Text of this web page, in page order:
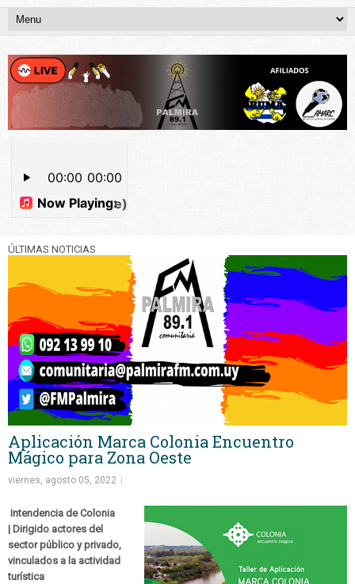
ÚLTIMAS NOTICIAS
Aplicación Marca Colonia Encuentro
Mágico para Zona Oeste
viernes, agosto 05, 2022
Intendencia de Colonia
| Dirigido actores del
sector público y privado,
vinculados a la actividad
turística